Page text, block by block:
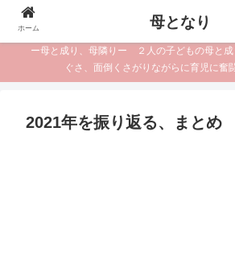
ー母と成り、母隣りー ２人の子どもの母と成
ぐさ、面倒くさがりながらに育児に奮
2021年を振り返る、まとめ
ホーム 母となり